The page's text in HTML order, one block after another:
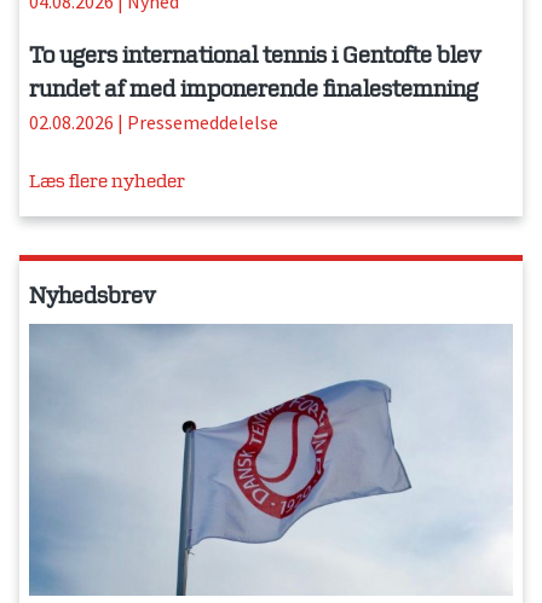
To ugers international tennis i Gentofte blev
rundet af med imponerende finalestemning
02.08.2026 | Pressemeddelelse
Læs flere nyheder
Nyhedsbrev